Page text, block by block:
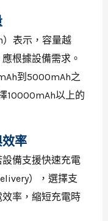
表示，容量越
根據設備需求。
到5000mAh之
10000mAh以上的
率
備支援快速充電
），選擇支
率，縮短充電時